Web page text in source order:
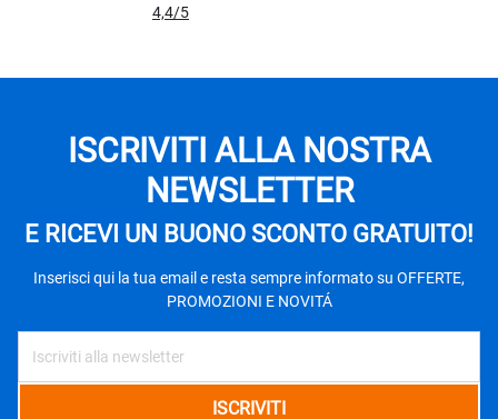
4,4 /5
ISCRIVITI ALLA NOSTRA
NEWSLETTER
E RICEVI UN BUONO SCONTO GRATUITO!
Inserisci qui la tua email e resta sempre informato su OFFERTE,
PROMOZIONI E NOVITÁ